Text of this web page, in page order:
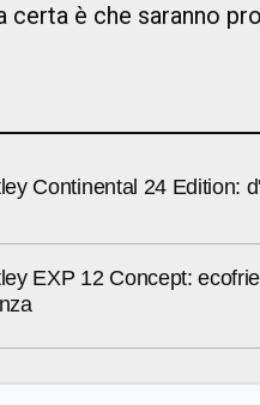
certa è che saranno
Continental 24 Edition:
EXP 12 Concept: